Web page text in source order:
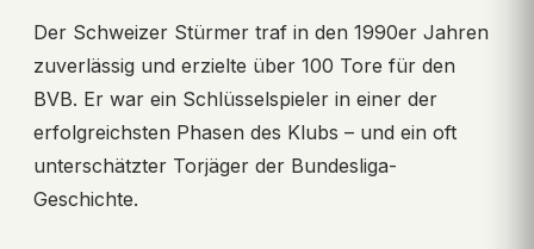
Der Schweizer Stürmer traf in den 1990er Jahren
zuverlässig und erzielte über 100 Tore für den
BVB. Er war ein Schlüsselspieler in einer der
erfolgreichsten Phasen des Klubs – und ein oft
unterschätzter Torjäger der Bundesliga-
Geschichte.